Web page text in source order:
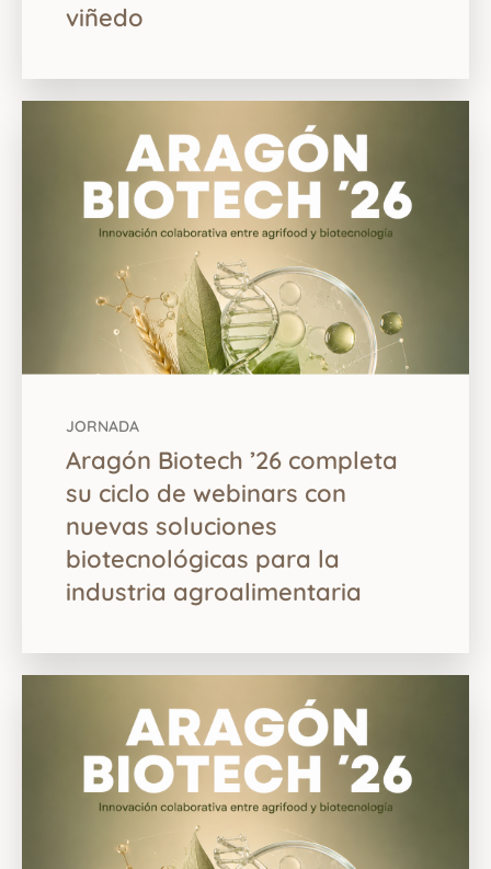
viñedo
JORNADA
Aragón Biotech ’26 completa
su ciclo de webinars con
nuevas soluciones
biotecnológicas para la
industria agroalimentaria